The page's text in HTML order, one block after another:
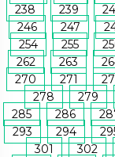
238
239
246
247
254
255
262
263
270
271
278
279
285
286
293
294
301
302